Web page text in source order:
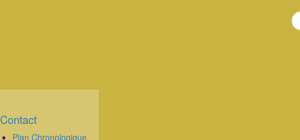
Corps
Contact
Plan Chronologique